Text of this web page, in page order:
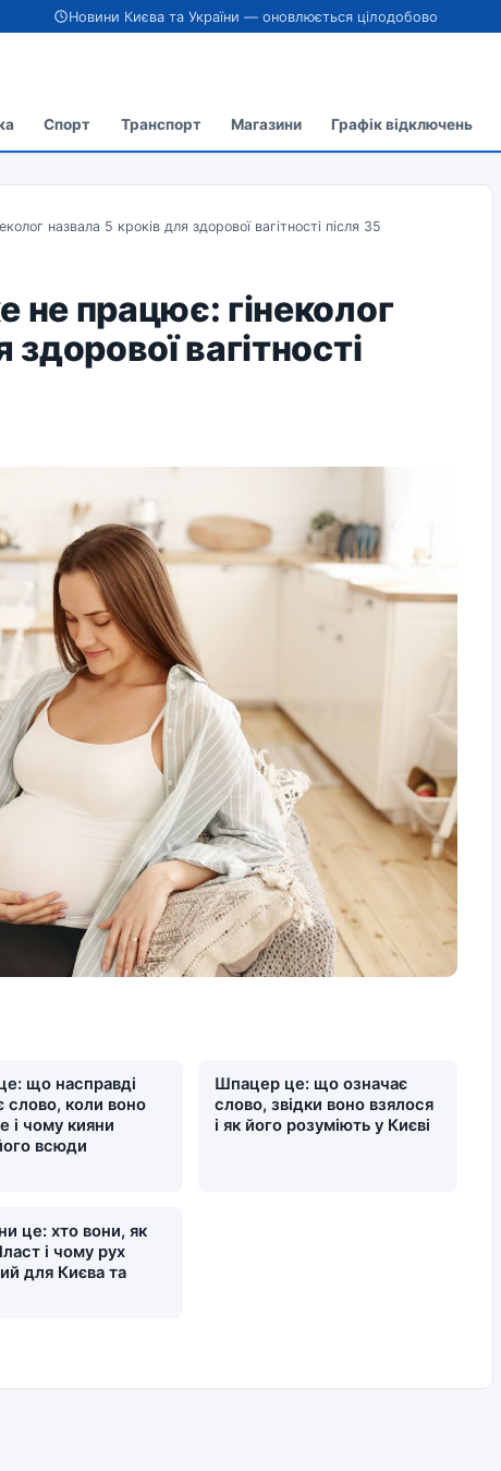
Новини Києва та України — оновлюється цілодобово
Спорт Транспорт Магазини Графік відключень
назвала 5 кроків для здорової вагітності після 35
не працює: гінеколог
вагітності
що насправді
слово, коли воно
і чому кияни
всюди
Шпацер це: що означає
слово, звідки воно взялося
і як його розуміють у Києві
це: хто вони, як
і чому рух
для Києва та